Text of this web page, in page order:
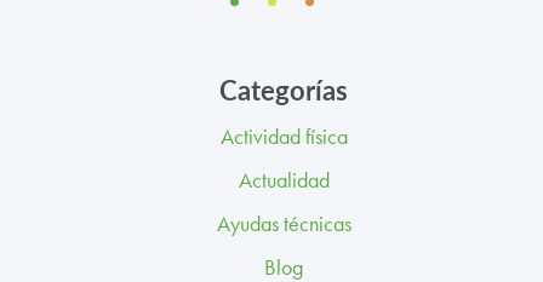
CENTROS
PROFESIONALES
BLOG
Categorías
Actividad física
Actualidad
Ayudas técnicas
Blog